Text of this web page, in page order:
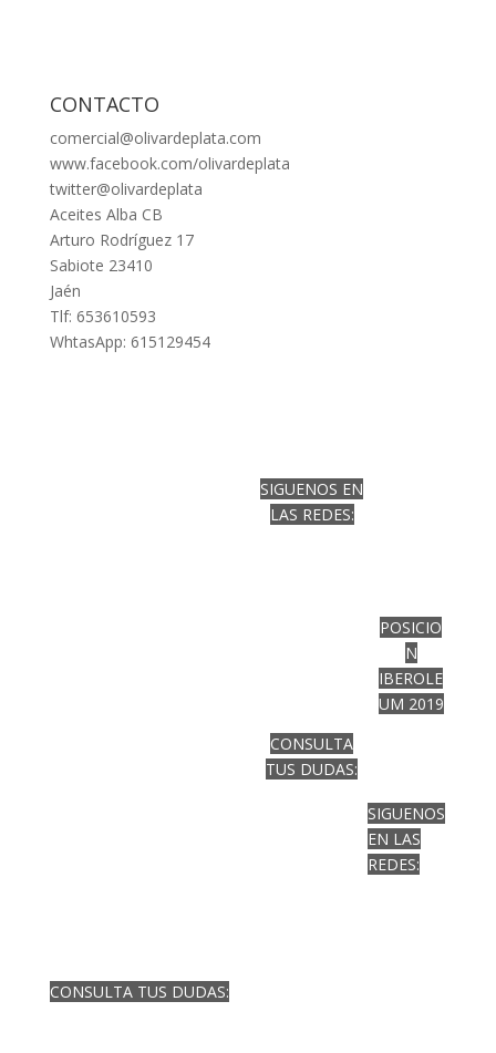
CONTACTO
comercial@olivardeplata.com
www.facebook.com/olivardeplata
twitter@olivardeplata
Aceites Alba CB
Arturo Rodríguez 17
Sabiote 23410
Jaén
Tlf: 653610593
WhtasApp: 615129454
SIGUENOS EN
LAS REDES:
CONSULTA
TUS DUDAS:
POSICIO
N
IBEROLE
UM 2019
SIGUENOS
EN LAS
REDES:
CONSULTA TUS DUDAS: